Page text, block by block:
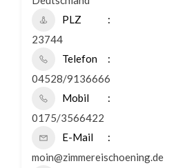
PLZ
23744
Telefon
04528/9136666
Mobil
0175/3566422
E-Mail
moin@zimmereischoening.de